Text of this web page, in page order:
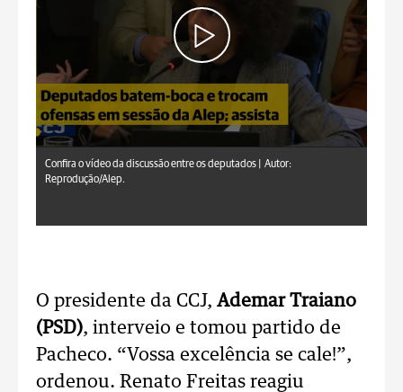
Confira o vídeo da discussão entre os deputados |
Autor:
Reprodução/Alep.
O presidente da CCJ, Ademar Traiano
(PSD), interveio e tomou partido de
Pacheco. “Vossa excelência se cale!”,
ordenou. Renato Freitas reagiu